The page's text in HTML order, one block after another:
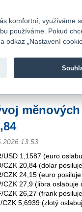
Fio banka
13:53
USD 1,1587 (euro
CZK 20,84 (dolar
CZK 24,15 (euro
CZK 27,9 (libra oslabuje
CZK 26,27 (frank
CZK 5,6939 (zlotý
komfortní, využíváme
používáme. Pokud
odkaz „Nastavení